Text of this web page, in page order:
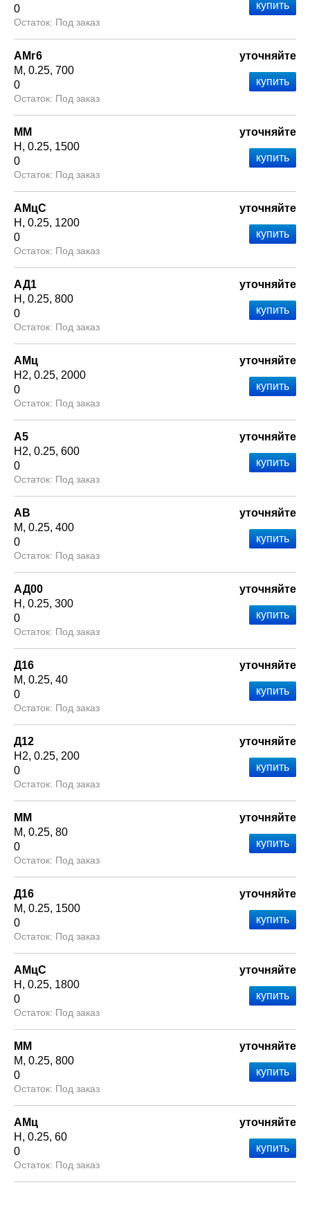
0
Под заказ
АМг6
М 0.25 700
0
Под заказ
уточняйте
ММ
Н
0.25 1500
0
Под заказ
уточняйте
АМцС
Н
0.25 1200
0
Под заказ
уточняйте
АД1
Н
0.25 800
0
Под заказ
уточняйте
АМц
Н2 0.25 2000
0
Под заказ
уточняйте
А5
Н2 0.25 600
0
Под заказ
уточняйте
АВ
М 0.25 400
0
Под заказ
уточняйте
АД00
Н
0.25 300
0
Под заказ
уточняйте
Д16
М 0.25 40
0
Под заказ
уточняйте
Д12
Н2 0.25 200
0
Под заказ
уточняйте
ММ
М 0.25 80
0
Под заказ
уточняйте
Д16
М 0.25 1500
0
Под заказ
уточняйте
АМцС
Н
0.25 1800
0
Под заказ
уточняйте
ММ
М 0.25 800
0
Под заказ
уточняйте
АМц
Н
0.25 60
0
Под заказ
уточняйте